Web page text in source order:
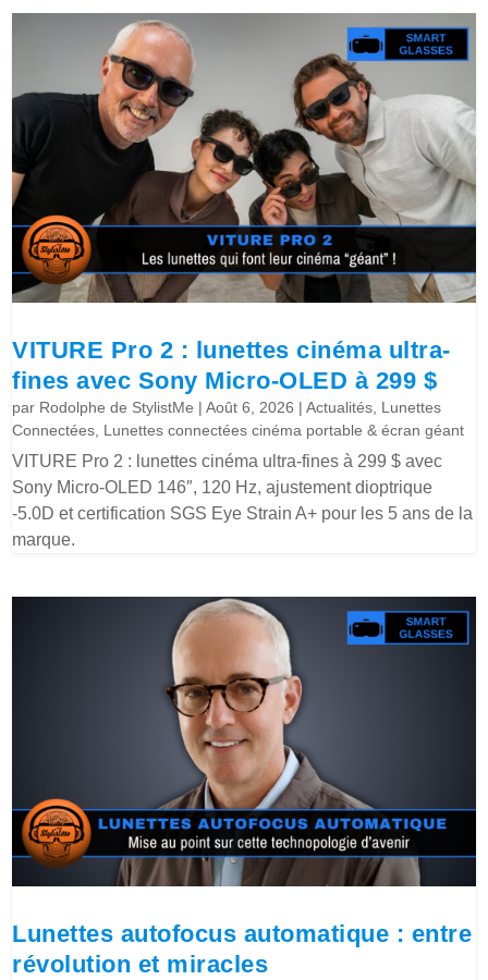
VITURE Pro 2 : lunettes cinéma ultra-
fines avec Sony Micro-OLED à 299 $
par Rodolphe de StylistMe |Août 6, 2026 |Actualités, Lunettes
Connectées, Lunettes connectées cinéma portable & écran géant
VITURE Pro 2 : lunettes cinéma ultra-fines à 299 $ avec
Sony Micro-OLED 146″, 120 Hz, ajustement dioptrique
-5.0D et certification SGS Eye Strain A+ pour les 5 ans de la
marque.
Lunettes autofocus automatique : entre
révolution et miracles